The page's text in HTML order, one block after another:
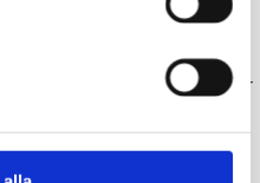
kommunikationsmedel är
ansökningar och ärenden som